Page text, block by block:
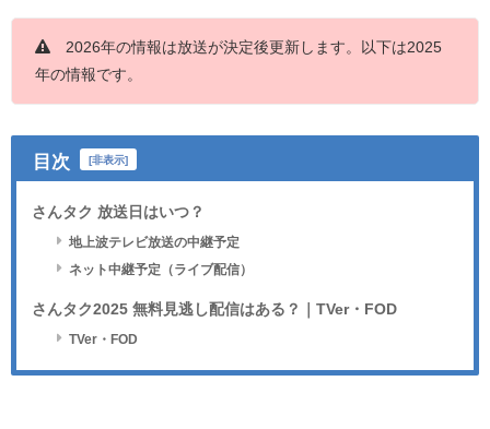
2026年の情報は放送が決定後更新します。以下は2025
年の情報です。
目次 [非表示]
さんタク 放送日はいつ？
地上波テレビ放送の中継予定
ネット中継予定（ライブ配信）
さんタク2025 無料見逃し配信はある？｜TVer・FOD
TVer・FOD